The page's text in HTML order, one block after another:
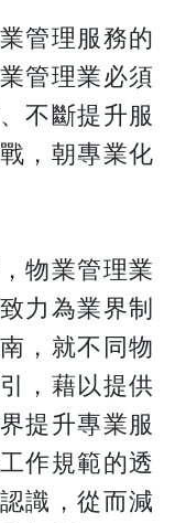
管理服務的
管理業必須
不斷提升服
，朝專業化
物業管理業
力為業界制
，就不同物
，藉以提供
提升專業服
作規範的透
識，從而減